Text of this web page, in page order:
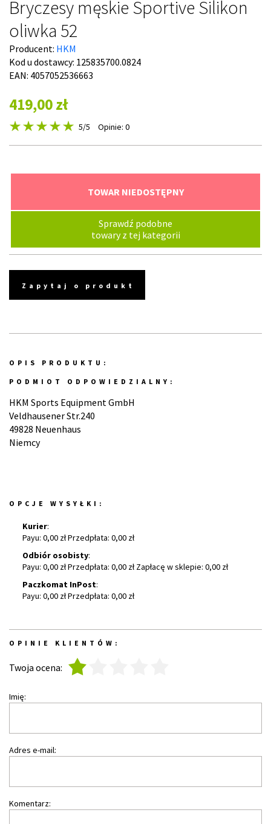
Bryczesy męskie Sportive Silikon
oliwka 52
Producent: HKM
Kod u dostawcy: 125835700.0824
EAN: 4057052536663
419,00 zł
5/5 Opinie: 0
TOWAR NIEDOSTĘPNY
Sprawdź podobne
towary z tej kategorii
Zapytaj o produkt
OPIS PRODUKTU:
PODMIOT ODPOWIEDZIALNY:
HKM Sports Equipment GmbH
Veldhausener Str.240
49828 Neuenhaus
Niemcy
OPCJE WYSYŁKI:
Kurier:
Payu: 0,00 zł Przedpłata: 0,00 zł
Odbiór osobisty:
Payu: 0,00 zł Przedpłata: 0,00 zł Zapłacę w sklepie: 0,00 zł
Paczkomat InPost:
Payu: 0,00 zł Przedpłata: 0,00 zł
OPINIE KLIENTÓW:
Twoja ocena:
Imię:
Adres e-mail:
Komentarz: